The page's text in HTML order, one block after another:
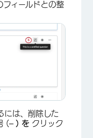
ィールドとの整
には、削除した
(– ) を クリック